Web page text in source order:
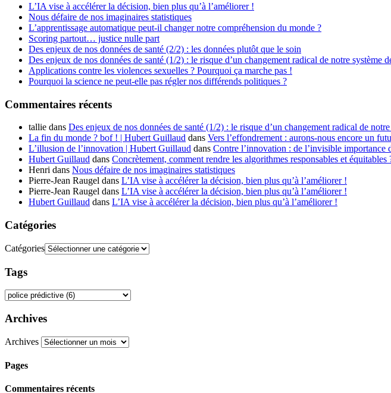
L’IA vise à accélérer la décision, bien plus qu’à l’améliorer !
Nous défaire de nos imaginaires statistiques
L’apprentissage automatique peut-il changer notre compréhension du monde ?
Scoring partout… justice nulle part
Des enjeux de nos données de santé (2/2) : les données plutôt que le soin
Des enjeux de nos données de santé (1/2) : le risque d’un changement radical de notre système
Applications contre les violences sexuelles ? Pourquoi ça marche pas !
Pourquoi la science ne peut-elle pas régler nos différends politiques ?
Commentaires récents
tallie dans Des enjeux de nos données de santé (1/2) : le risque d’un changement radical de
La fin du monde ? bof ! | Hubert Guillaud dans Vers l’effondrement : aurons-nous encore un
L’illusion de l’innovation | Hubert Guillaud dans Contre l’innovation : de l’invisible importance
Hubert Guillaud dans Concrètement, comment rendre les algorithmes responsables et équitables
Henri dans Nous défaire de nos imaginaires statistiques
Pierre-Jean Raugel dans L’IA vise à accélérer la décision, bien plus qu’à l’améliorer !
Pierre-Jean Raugel dans L’IA vise à accélérer la décision, bien plus qu’à l’améliorer !
Hubert Guillaud dans L’IA vise à accélérer la décision, bien plus qu’à l’améliorer !
Catégories
Catégories
Tags
Archives
Archives
Pages
Commentaires récents